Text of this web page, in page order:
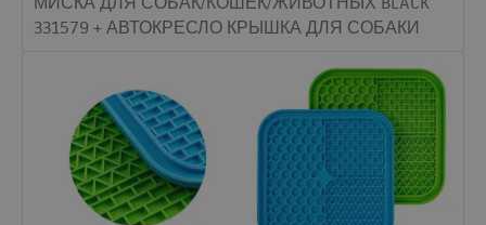
331579 + АВТОКРЕСЛО КРЫШКА ДЛЯ СОБАКИ